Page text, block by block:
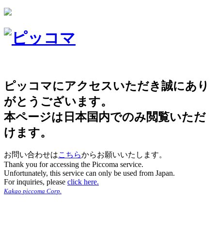
ピッコマにアクセスいただき誠にあり
がとうございます。
本ページは日本国内でのみ閲覧いただ
けます。
お問い合わせはこちらからお願いいたします。
Thank you for accessing the Piccoma service.
Unfortunately, this service can only be used from Japan.
For inquiries, please click here.
Kakao piccoma Corp.